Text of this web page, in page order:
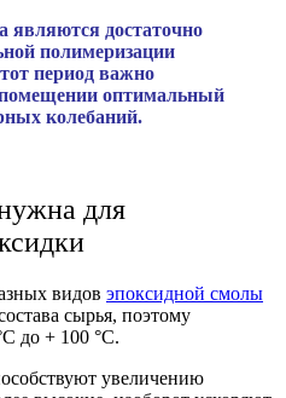
являются достаточно
полимеризации
период важно
помещении оптимальный
колебаний.
для
видов эпоксидной смолы
сырья, поэтому
до + 100 °C.
увеличению